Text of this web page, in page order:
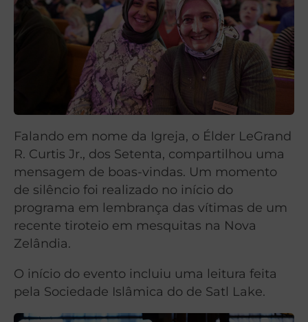
Falando em nome da Igreja, o Élder LeGrand
R. Curtis Jr., dos Setenta, compartilhou uma
mensagem de boas-vindas. Um momento
de silêncio foi realizado no início do
programa em lembrança das vítimas de um
recente tiroteio em mesquitas na Nova
Zelândia.
O início do evento incluiu uma leitura feita
pela Sociedade Islâmica do de Satl Lake.